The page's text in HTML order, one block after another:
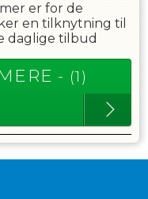
er for de
en tilknytning til
daglige tilbud
- (1)